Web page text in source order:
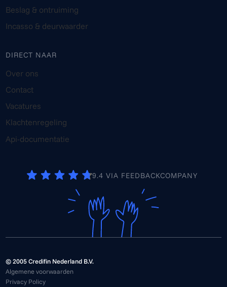
Beslag & ontruiming
Incasso & deurwaarder
DIRECT NAAR
Over ons
Contact
Vacatures
Klachtenregeling
Api-documentatie
9.4 VIA FEEDBACKCOMPANY
© 2005 Credifin Nederland B.V.
Algemene voorwaarden
Privacy Policy